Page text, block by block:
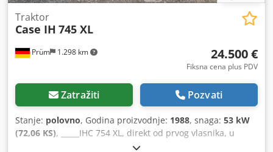
Prüm 1.298 km
Traktor
Case IH 745 XL
24.500 €
Fiksna cena plus PDV
Zatražiti Pozvati
Stanje: polovno, Godina proizvodnje: 1988, snaga: 53 kW
(72,06 KS), _____IHC 754 XL, direkt od prvog vlasnika, u
odličnom stanju. Radni sati: oko 8.600. Godina proizvodnje: